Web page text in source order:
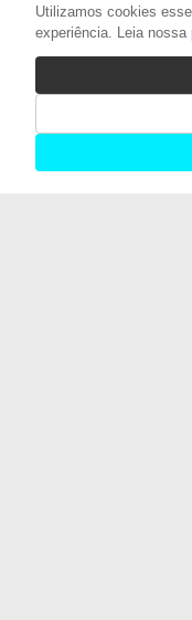
Utilizamos cookies
experiência. Leia nossa